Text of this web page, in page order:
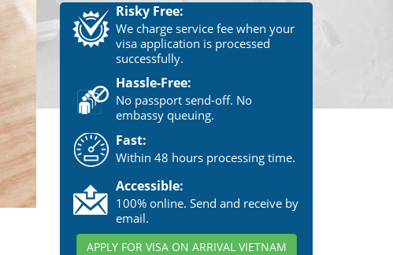
Risky Free:
We charge service fee when your
visa application is processed
successfully.
Hassle-Free:
No passport send-off. No
embassy queuing.
Fast:
Within 48 hours processing time.
Accessible:
100% online. Send and receive by
email.
APPLY FOR VISA ON ARRIVAL VIETNAM